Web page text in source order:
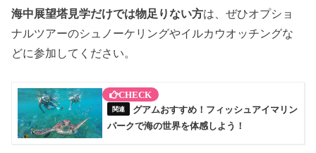
海中展望塔見学だけでは物足りない方は、ぜひオプショ
ナルツアーのシュノーケリングやイルカウオッチングな
どに参加してください。
グアムおすすめ！フィッシュアイマリン
パークで海の世界を体感しよう！